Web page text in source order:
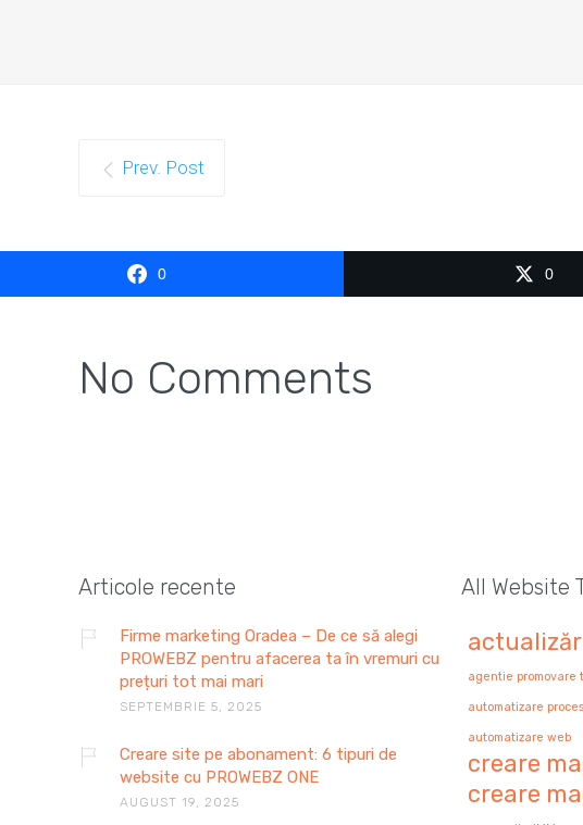
Prev. Post
0 0
No Comments
Articole recente
Firme marketing Oradea – De ce să alegi
PROWEBZ pentru afacerea ta în vremuri cu
prețuri tot mai mari
SEPTEMBRIE 5, 2025
Creare site pe abonament: 6 tipuri de
website cu PROWEBZ ONE
AUGUST 19, 2025
All Website
agentie promovare
automatizare
automatizare web
creare
creare